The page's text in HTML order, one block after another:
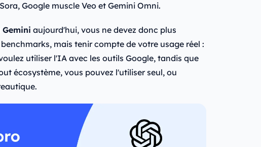
Google muscle Veo et Gemini Omni.
Gemini aujourd'hui, vous ne devez donc plus
mais tenir compte de votre usage réel :
utiliser l'IA avec les outils Google, tandis que
écosystème, vous pouvez l'utiliser seul, ou